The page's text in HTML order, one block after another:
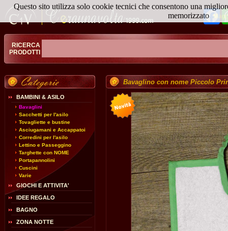
RICERCA
PRODOTTI
BAMBINI & ASILO
Bavaglini
Sacchetti per l'asilo
Tovagliette e bustine
Asciugamani e Accappatoi
Corredini per l'asilo
Lettino e Passeggino
Targhette con NOME
Portapannolini
Cuscini
Varie
GIOCHI E ATTIVITA'
IDEE REGALO
BAGNO
ZONA NOTTE
Bavaglino con nome Piccolo
Questo sito utilizza solo cookie tecnici che consentono una
memorizzato